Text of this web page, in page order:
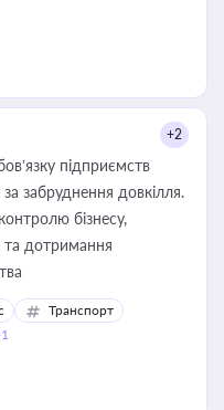
+2
підприємств
забруднення довкілля.
бізнесу,
та дотримання
Транспорт